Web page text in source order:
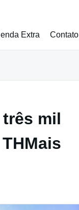
Extra Contato
mil